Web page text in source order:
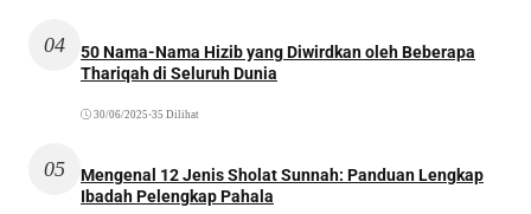
04
50 Nama-Nama Hizib yang Diwirdkan oleh Beberapa
Thariqah di Seluruh Dunia
30/06/2025 •35 Dilihat
05
Mengenal 12 Jenis Sholat Sunnah: Panduan Lengkap
Ibadah Pelengkap Pahala